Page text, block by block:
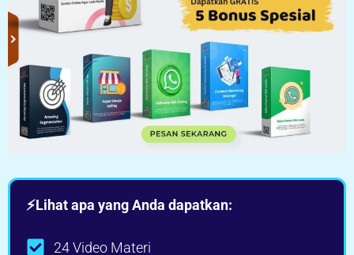
⚡Lihat apa yang Anda dapatkan:
24 Video Materi